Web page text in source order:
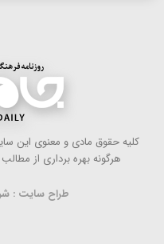
كلیه حقوق مادی و معنوی این
هرگونه بهره ‌برداری از
طراح سایت :